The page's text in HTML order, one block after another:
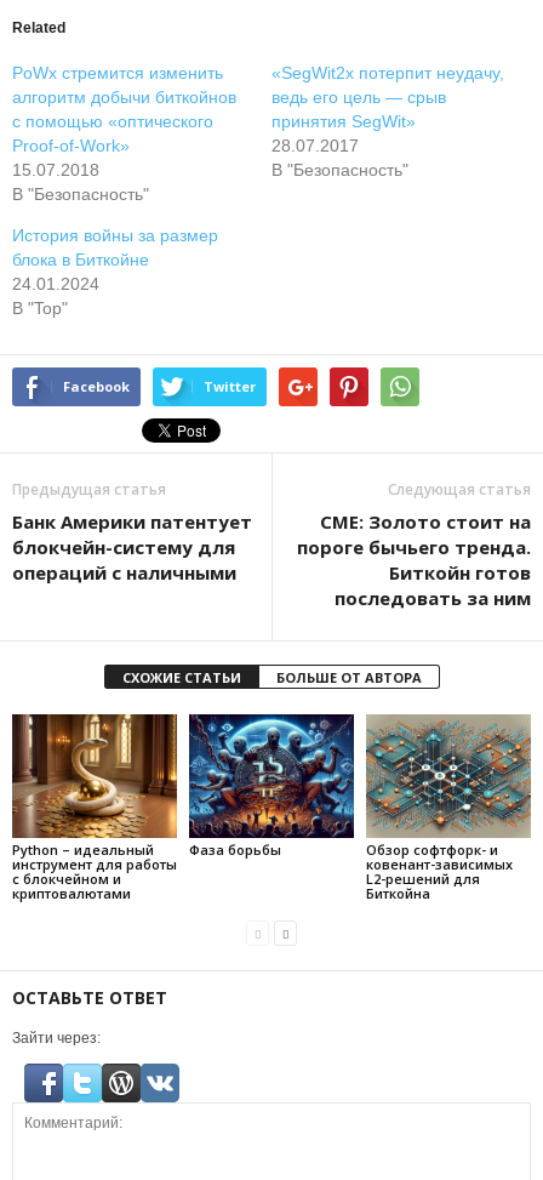
Related
PoWx стремится изменить
алгоритм добычи биткойнов
с помощью «оптического
Proof-of-Work»
15.07.2018
В "Безопасность"
«SegWit2x потерпит неудачу,
ведь его цель — срыв
принятия SegWit»
28.07.2017
В "Безопасность"
История войны за размер
блока в Биткойне
24.01.2024
В "Top"
Facebook Twitter
Предыдущая статья
Банк Америки патентует
блокчейн-систему для
операций с наличными
Следующая статья
CME: Золото стоит на
пороге бычьего тренда.
Биткойн готов
последовать за ним
СХОЖИЕ СТАТЬИ БОЛЬШЕ ОТ АВТОРА
Python – идеальный
инструмент для работы
с блокчейном и
криптовалютами
Фаза борьбы
Обзор софтфорк- и
ковенант-зависимых
L2-решений для
Биткойна
ОСТАВЬТЕ ОТВЕТ
Зайти через: